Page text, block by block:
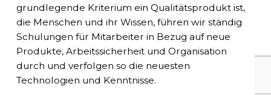
grundlegende Kriterium ein Qualitätsprodukt ist,
die Menschen und ihr Wissen, führen wir ständig
Schulungen für Mitarbeiter in Bezug auf neue
Produkte, Arbeitssicherheit und Organisation
durch und verfolgen so die neuesten
Technologien und Kenntnisse.